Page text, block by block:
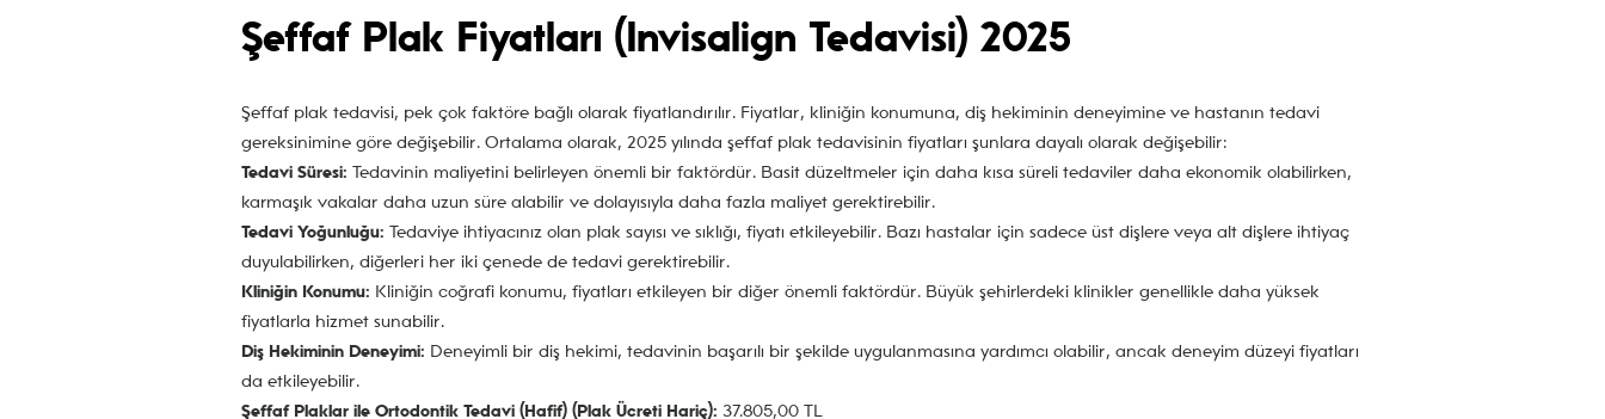
Şeffaf Plak Fiyatları (Invisalign Tedavisi) 2025
Şeffaf plak tedavisi, pek çok faktöre bağlı olarak fiyatlandırılır. Fiyatlar, kliniğin konumuna, diş hekiminin deneyimine ve hastanın tedavi
gereksinimine göre değişebilir. Ortalama olarak, 2025 yılında şeffaf plak tedavisinin fiyatları şunlara dayalı olarak değişebilir:
Tedavi Süresi: Tedavinin maliyetini belirleyen önemli bir faktördür. Basit düzeltmeler için daha kısa süreli tedaviler daha ekonomik olabilirken,
karmaşık vakalar daha uzun süre alabilir ve dolayısıyla daha fazla maliyet gerektirebilir.
Tedavi Yoğunluğu: Tedaviye ihtiyacınız olan plak sayısı ve sıklığı, fiyatı etkileyebilir. Bazı hastalar için sadece üst dişlere veya alt dişlere ihtiyaç
duyulabilirken, diğerleri her iki çenede de tedavi gerektirebilir.
Kliniğin Konumu: Kliniğin coğrafi konumu, fiyatları etkileyen bir diğer önemli faktördür. Büyük şehirlerdeki klinikler genellikle daha yüksek
fiyatlarla hizmet sunabilir.
Diş Hekiminin Deneyimi: Deneyimli bir diş hekimi, tedavinin başarılı bir şekilde uygulanmasına yardımcı olabilir, ancak deneyim düzeyi fiyatları
da etkileyebilir.
Şeffaf Plaklar ile Ortodontik Tedavi (Hafif) (Plak Ücreti Hariç): 37.805,00 TL